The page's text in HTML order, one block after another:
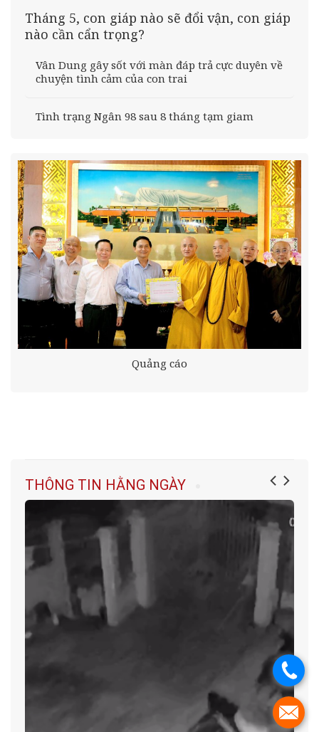
Tháng 5, con giáp nào sẽ đổi vận, con giáp
nào cần cẩn trọng?
Vân Dung gây sốt với màn đáp trả cực duyên về
chuyện tình cảm của con trai
Tình trạng Ngân 98 sau 8 tháng tạm giam
Quảng cáo
THÔNG TIN HẰNG NGÀY
.
.